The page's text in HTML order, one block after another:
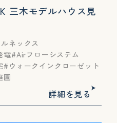
三木モデルハウス見
ルネックス
電 Airフローシステム
ウォークインクローゼット
園
詳細を見る